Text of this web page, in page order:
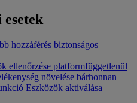
esetek
hozzáférés biztonságos
ellenőrzése platformfüggetlenül
növelése bárhonnan
Eszközök aktiválása